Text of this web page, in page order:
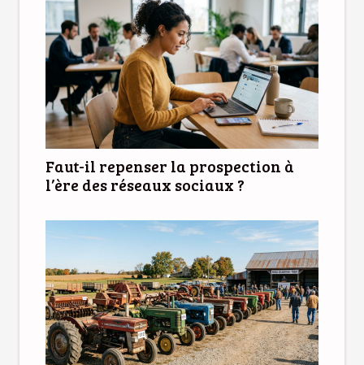
Faut-il repenser la prospection à
l’ère des réseaux sociaux ?